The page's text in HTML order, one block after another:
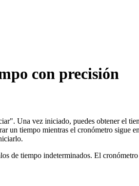
con precisión
Una vez iniciado, puedes obtener el
un tiempo mientras el cronómetro sigue
de tiempo indeterminados. El